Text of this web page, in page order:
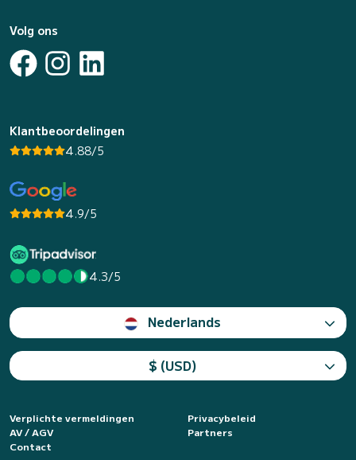
Volg ons
Klantbeoordelingen
4.88/5
4.9/5
4.3/5
Nederlands
$ (USD)
Verplichte vermeldingen
Privacybeleid
AV / AGV
Partners
Contact